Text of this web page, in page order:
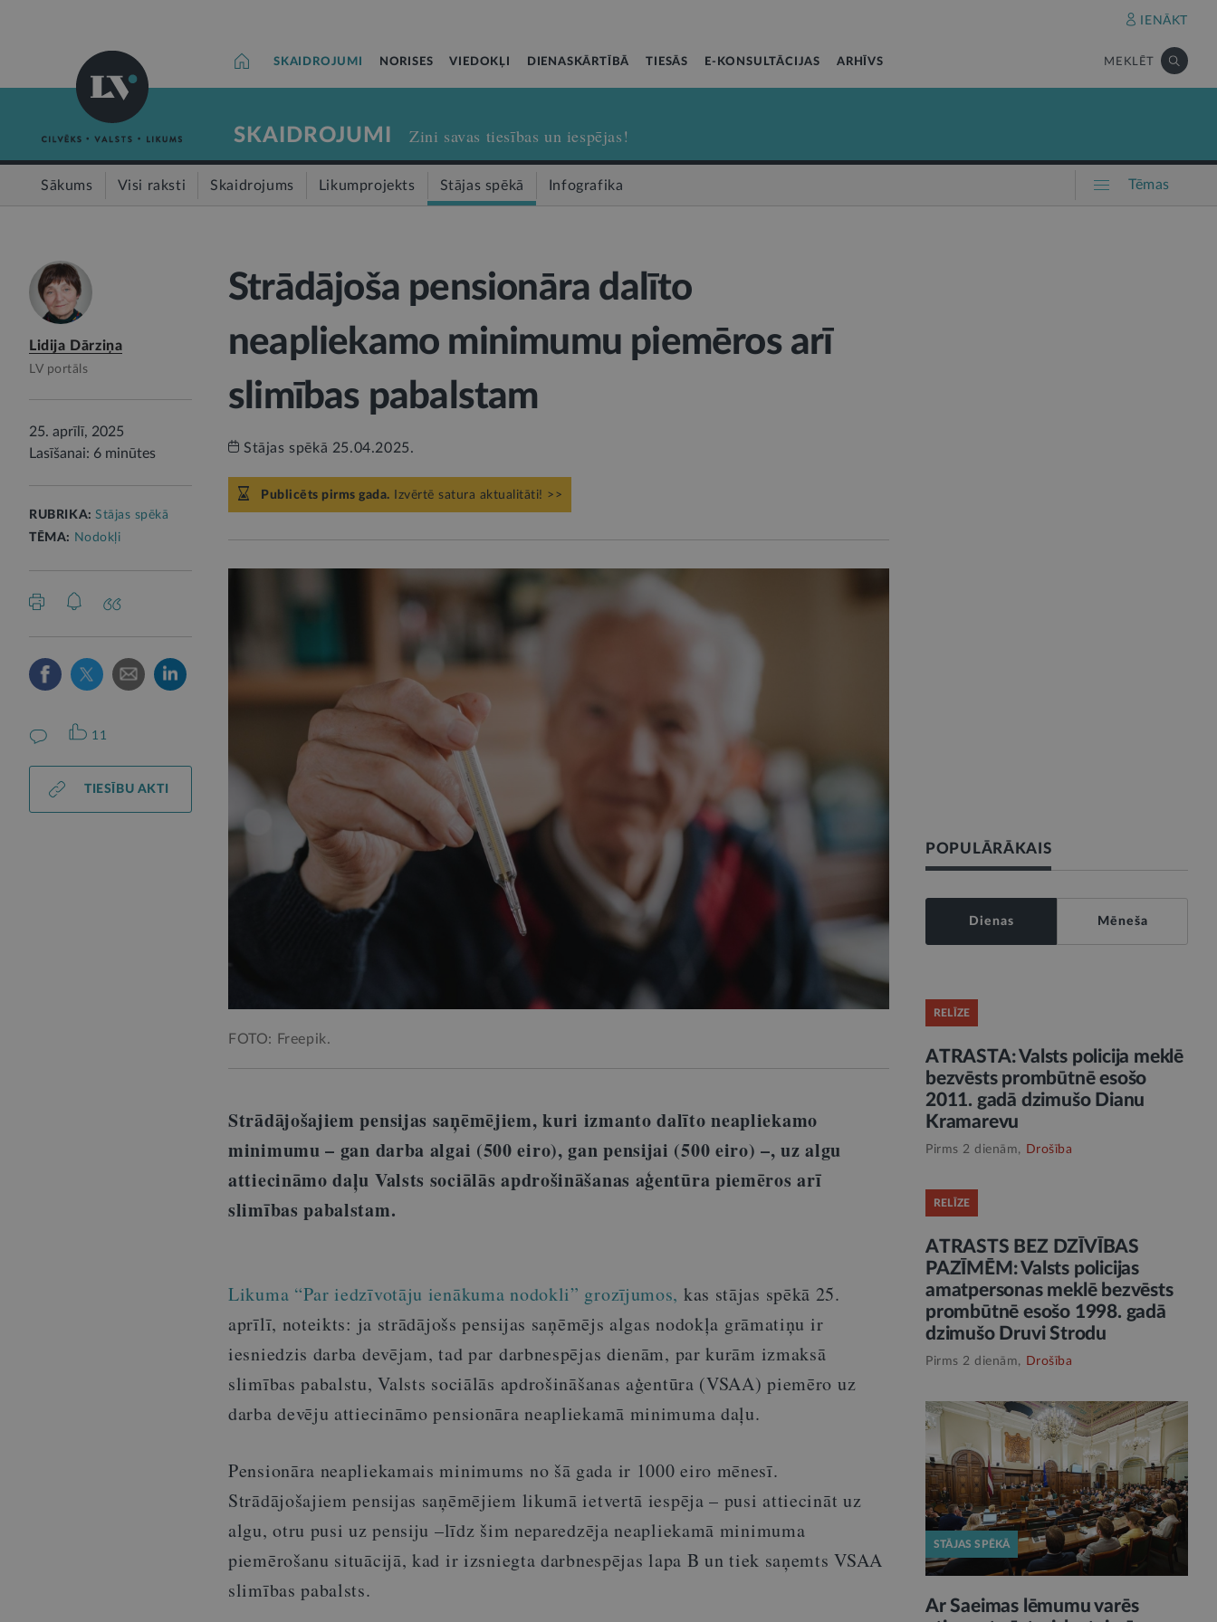
IENĀKT
SKAIDROJUMI NORISES VIEDOKĻI DIENASKĀRTĪBĀ TIESĀS E-KONSULTĀCIJAS ARHĪVS MEKLĒT
SKAIDROJUMI Zini savas tiesības un iespējas!
Sākums Visi raksti Skaidrojums Likumprojekts Stājas spēkā Infografika Tēmas
Lidija Dārziņa
LV portāls
25. aprīlī, 2025
Lasīšanai: 6 minūtes
RUBRIKA:Stājas spēkā
TĒMA: Nodokļi
11
TIESĪBU AKTI
Strādājoša pensionāra dalīto
neapliekamo minimumu piemēros arī
slimības pabalstam
Stājas spēkā 25.04.2025.
Publicēts pirms gada. Izvērtē satura aktualitāti! >>
FOTO: Freepik.
Strādājošajiem pensijas saņēmējiem, kuri izmanto dalīto neapliekamo
minimumu– gan darba algai (500 eiro), gan pensijai (500 eiro)–, uz algu
attiecināmo daļu Valsts sociālās apdrošināšanas aģentūra piemēros arī
slimības pabalstam.
Likuma “Par iedzīvotāju ienākuma nodokli” grozījumos, kas stājas spēkā 25.
aprīlī, noteikts: ja strādājošs pensijas saņēmējs algas nodokļa grāmatiņu ir
iesniedzis darba devējam, tad par darbnespējas dienām, par kurām izmaksā
slimības pabalstu, Valsts sociālās apdrošināšanas aģentūra (VSAA) piemēro uz
darba devēju attiecināmo pensionāra neapliekamā minimuma daļu.
Pensionāra neapliekamais minimums no šā gada ir 1000 eiro mēnesī.
Strādājošajiem pensijas saņēmējiem likumā ietvertā iespēja – pusi attiecināt uz
algu, otru pusi uz pensiju –līdz šim neparedzēja neapliekamā minimuma
piemērošanu situācijā, kad ir izsniegta darbnespējas lapa B un tiek saņemts VSAA
slimības pabalsts.
POPULĀRĀKAIS
Dienas Mēneša
RELĪZE
ATRASTA: Valsts policija meklē
bezvēsts prombūtnē esošo
2011. gadā dzimušo Dianu
Kramarevu
Pirms 2 dienām, Drošība
RELĪZE
ATRASTS BEZ DZĪVĪBAS
PAZĪMĒM: Valsts policijas
amatpersonas meklē bezvēsts
prombūtnē esošo 1998. gadā
dzimušo Druvi Strodu
Pirms 2 dienām, Drošība
STĀJAS SPĒKĀ
Ar Saeimas lēmumu varēs